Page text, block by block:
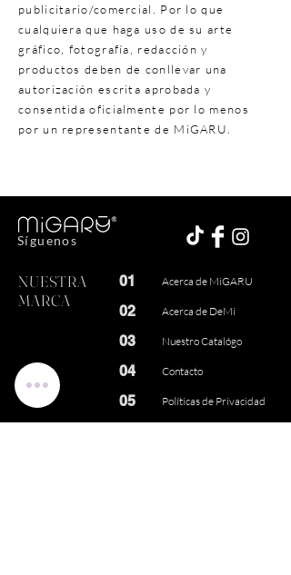
publicitario/comercial. Por lo que
cualquiera que haga uso de su arte
gráfico, fotografía, redacción y
productos deben de conllevar una
autorización escrita aprobada y
consentida oficialmente por lo menos
por un representante de MiGARU.
Síguenos
NUESTRA
MARCA
01 Acerca de MiGARU
02 Acerca de DeMi
03 Nuestro Catalógo
04 Contacto
05 Políticas de Privacidad